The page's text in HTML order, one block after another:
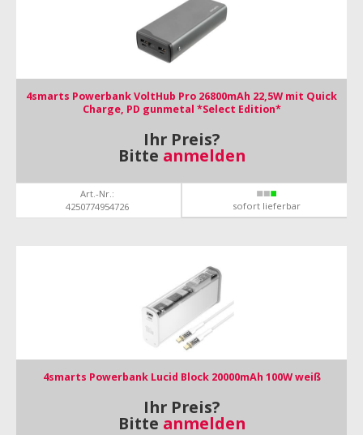
4smarts Powerbank VoltHub Pro 26800mAh 22,5W mit Quick
Charge, PD gunmetal *Select Edition*
Ihr Preis?
Bitte anmelden
Art.-Nr.:
4250774954726
sofort lieferbar
4smarts Powerbank Lucid Block 20000mAh 100W weiß
Ihr Preis?
Bitte anmelden